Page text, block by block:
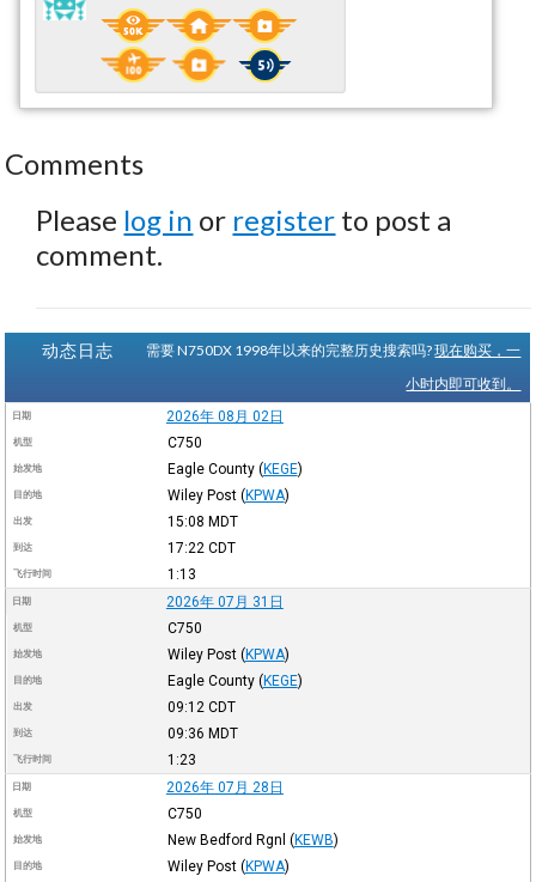
Comments
Please log in or register to post a
comment.
动态日志 需要 N750DX 1998年以来的完整历史搜索吗?现在购买，一
小时内即可收到。
日期 2026年 08月 02日
机型 C750
始发地 Eagle County (KEGE)
目的地 Wiley Post (KPWA)
出发 15:08 MDT
到达 17:22 CDT
飞行时间 1:13
日期 2026年 07月 31日
机型 C750
始发地 Wiley Post (KPWA)
目的地 Eagle County (KEGE)
出发 09:12 CDT
到达 09:36 MDT
飞行时间 1:23
日期 2026年 07月 28日
机型 C750
始发地 New Bedford Rgnl (KEWB)
目的地 Wiley Post (KPWA)